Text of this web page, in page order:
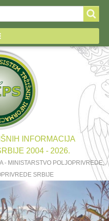
INFORMACIJA
2004 - 2026.
- MINISTARSTVO POLJOPRIVREDE,
SRBIJE